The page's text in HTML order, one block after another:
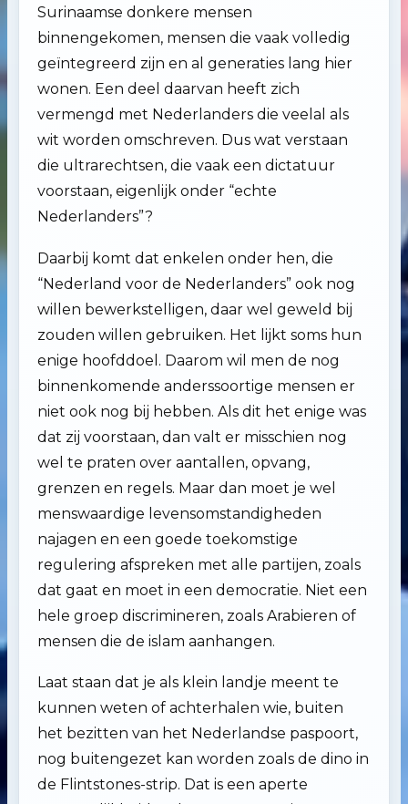
Surinaamse donkere mensen
binnengekomen, mensen die vaak volledig
geïntegreerd zijn en al generaties lang hier
wonen. Een deel daarvan heeft zich
vermengd met Nederlanders die veelal als
wit worden omschreven. Dus wat verstaan
die ultrarechtsen, die vaak een dictatuur
voorstaan, eigenlijk onder “echte
Nederlanders”?
Daarbij komt dat enkelen onder hen, die
“Nederland voor de Nederlanders” ook nog
willen bewerkstelligen, daar wel geweld bij
zouden willen gebruiken. Het lijkt soms hun
enige hoofddoel. Daarom wil men de nog
binnenkomende anderssoortige mensen er
niet ook nog bij hebben. Als dit het enige was
dat zij voorstaan, dan valt er misschien nog
wel te praten over aantallen, opvang,
grenzen en regels. Maar dan moet je wel
menswaardige levensomstandigheden
najagen en een goede toekomstige
regulering afspreken met alle partijen, zoals
dat gaat en moet in een democratie. Niet een
hele groep discrimineren, zoals Arabieren of
mensen die de islam aanhangen.
Laat staan dat je als klein landje meent te
kunnen weten of achterhalen wie, buiten
het bezitten van het Nederlandse paspoort,
nog buitengezet kan worden zoals de dino in
de Flintstones-strip. Dat is een aperte